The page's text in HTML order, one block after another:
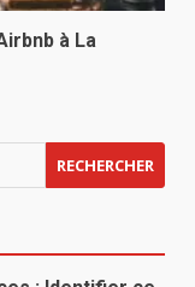
à La